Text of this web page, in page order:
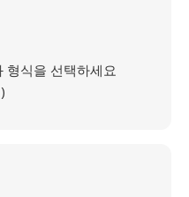
형식을 선택하세요